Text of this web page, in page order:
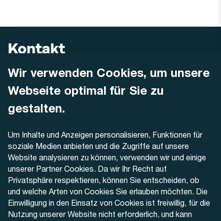
Wir verwenden Cookies, um unsere
Webseite optimal für Sie zu
gestalten.
Um Inhalte und Anzeigen personalisieren, Funktionen für
soziale Medien anbieten und die Zugriffe auf unsere
Website analysieren zu können, verwenden wir und einige
unserer Partner Cookies. Da wir Ihr Recht auf
Privatsphäre respektieren, können Sie entscheiden, ob
und welche Arten von Cookies Sie erlauben möchten. Die
Einwilligung in den Einsatz von Cookies ist freiwillig, für die
Nutzung unserer Website nicht erforderlich, und kann
Kontakt
AREMO
Dornacherstrasse 48
4500 Solothurn
+41 32 622 37 22
Kontaktformular